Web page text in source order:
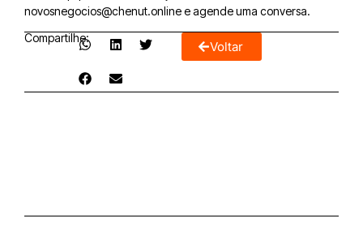
novosnegocios@chenut.online e agende uma conversa.
Compartilhe:
Voltar